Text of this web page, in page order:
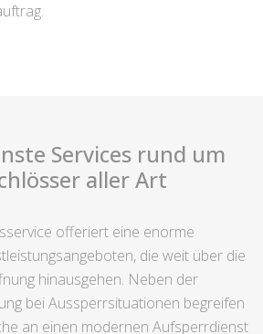
Services rund um
aller Art
offeriert eine enorme
die weit über die
hinausgehen. Neben der
bei Aussperrsituationen begreifen
an einen modernen Aufsperrdienst